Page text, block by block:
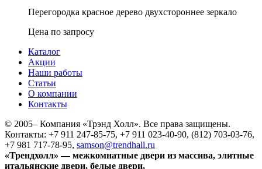
Перегородка красное дерево двухстороннее зеркало
Цена по запросу
Каталог
Акции
Наши работы
Статьи
О компании
Контакты
© 2005– Компания «Трэнд Холл». Все права защищены.
Контакты: +7 911 247-85-75, +7 911 023-40-90, (812) 703-03-76,
+7 981 717-78-95, samson@trendhall.ru
«Трендхолл» — межкомнатные двери из массива, элитные
итальянские двери, белые двери,